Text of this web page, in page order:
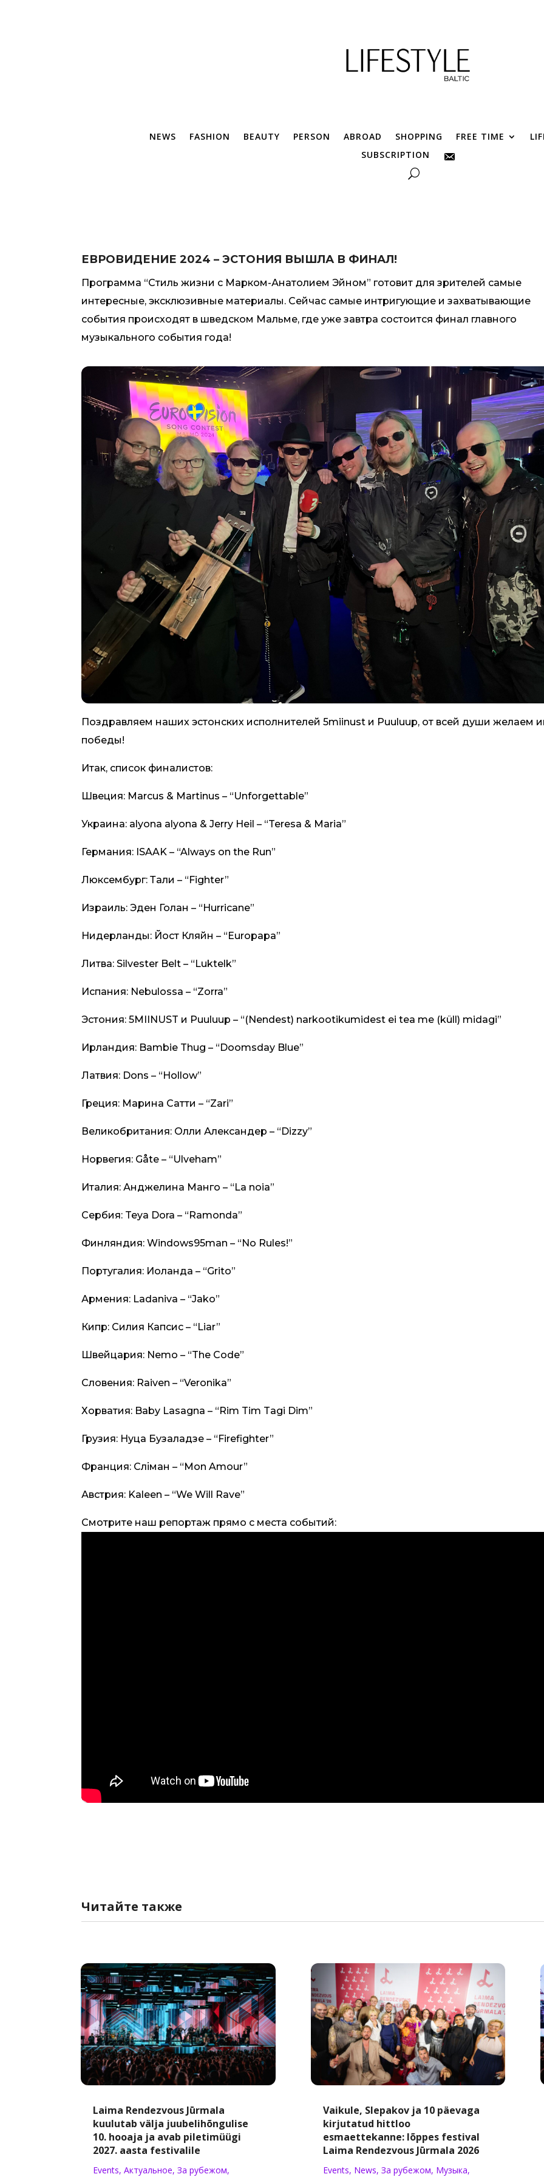
NEWS FASHION BEAUTY PERSON ABROAD SHOPPING FREE TIME
SUBSCRIPTION
ЕВРОВИДЕНИЕ 2024 – ЭСТОНИЯ ВЫШЛА В ФИНАЛ!
Программа “Стиль жизни с Марком-Анатолием Эйном” готовит для зрителей самые
интересные, эксклюзивные материалы. Сейчас самые интригующие и захватывающие
события происходят в шведском Мальме, где уже завтра состоится финал главного
музыкального события года!
Поздравляем наших эстонских исполнителей 5miinust и Puuluup, от всей души желаем
победы!
Итак, список финалистов:
Швеция: Marcus & Martinus – “Unforgettable”
Украина: alyona alyona & Jerry Heil – “Teresa & Maria”
Германия: ISAAK – “Always on the Run”
Люксембург: Тали – “Fighter”
Израиль: Эден Голан – “Hurricane”
Нидерланды: Йост Кляйн – “Europapa”
Литва: Silvester Belt – “Luktelk”
Испания: Nebulossa – “Zorra”
Эстония: 5MIINUST и Puuluup – “(Nendest) narkootikumidest ei tea me (küll) midagi”
Ирландия: Bambie Thug – “Doomsday Blue”
Латвия: Dons – “Hollow”
Греция: Марина Сатти – “Zari”
Великобритания: Олли Александер – “Dizzy”
Норвегия: Gåte – “Ulveham”
Италия: Анджелина Манго – “La noia”
Сербия: Teya Dora – “Ramonda”
Финляндия: Windows95man – “No Rules!”
Португалия: Иоланда – “Grito”
Армения: Ladaniva – “Jako”
Кипр: Силия Капсис – “Liar”
Швейцария: Nemo – “The Code”
Словения: Raiven – “Veronika”
Хорватия: Baby Lasagna – “Rim Tim Tagi Dim”
Грузия: Нуца Бузаладзе – “Firefighter”
Франция: Сліман – “Mon Amour”
Австрия: Kaleen – “We Will Rave”
Смотрите наш репортаж прямо с места событий:
Читайте также
Laima Rendezvous Jūrmala
kuulutab välja juubelihõngulise
10. hooaja ja avab piletimüügi
2027. aasta festivalile
Events,Актуальное,За рубежом,
Vaikule, Slepakov ja 10 päevaga
kirjutatud hittloo
esmaettekanne: lõppes festival
Laima Rendezvous Jūrmala 2026
Events, News, За рубежом, Музыка,